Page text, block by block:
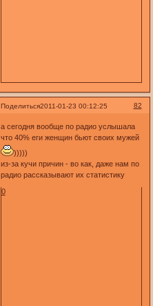
Поделиться 82
2011-01-23 00:12:25
а сегодня вообще по радио услышала
что 40% еги женщин бьют своих мужей
)))))
из-за кучи причин - во как, даже нам по
радио рассказывают их статистику
0